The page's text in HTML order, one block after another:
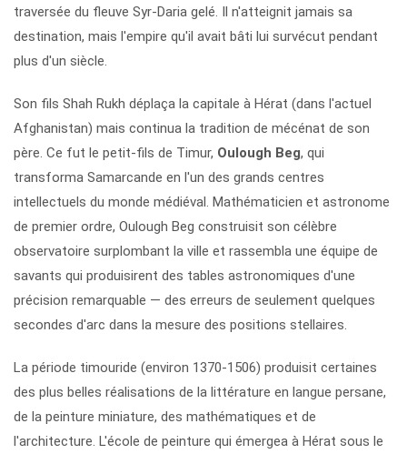
traversée du fleuve Syr-Daria gelé. Il n'atteignit jamais sa
destination, mais l'empire qu'il avait bâti lui survécut pendant
plus d'un siècle.
Son fils Shah Rukh déplaça la capitale à Hérat (dans l'actuel
Afghanistan) mais continua la tradition de mécénat de son
père. Ce fut le petit-fils de Timur, Oulough Beg, qui
transforma Samarcande en l'un des grands centres
intellectuels du monde médiéval. Mathématicien et astronome
de premier ordre, Oulough Beg construisit son célèbre
observatoire surplombant la ville et rassembla une équipe de
savants qui produisirent des tables astronomiques d'une
précision remarquable — des erreurs de seulement quelques
secondes d'arc dans la mesure des positions stellaires.
La période timouride (environ 1370-1506) produisit certaines
des plus belles réalisations de la littérature en langue persane,
de la peinture miniature, des mathématiques et de
l'architecture. L'école de peinture qui émergea à Hérat sous le